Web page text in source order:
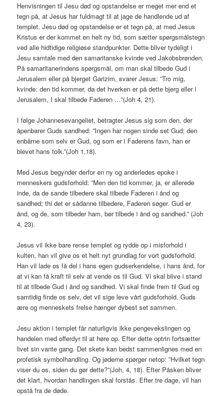
Henvisningen til Jesu død og opstandelse er meget mer end et
tegn på, at Jesus har fuldmagt til at jage de handlende ud af
templet. Jesu død og opstandelse er et tegn på, at med Jesus
Kristus er der kommet en helt ny tid, som sætter spørgsmålstegn
ved alle hidtidige religiøse standpunkter. Dette bliver tydeligt i
Jesu samtale med den samaritanske kvinde ved Jakobsbrønden.
På samaritanerindens spørgsmål, om man skal tilbede Gud i
Jerusalem eller på bjerget Garizim, svarer Jesus: ”Tro mig,
kvinde: den tid kommer, da det hverken er på dette bjerg eller i
Jerusalem, I skal tilbede Faderen …”(Joh 4, 21).
I følge Johannesevangeliet, betragter Jesus sig som den, der
åpenbarer Guds sandhed: ”Ingen har nogen sinde set Gud; den
enbårne som selv er Gud, og som er i Faderens favn, han er
blevet hans tolk.”(Joh 1,18).
Med Jesus begynder derfor en ny og anderledes epoke i
menneskers gudsforhold: ”Men den tid kommer, ja, er allerede
inde, da de sande tilbedere skal tilbede Faderen i ånd og
sandhed; thi det er sådanne tilbedere, Faderen søger. Gud er
ånd, og de, som tilbeder ham, bør tilbede i ånd og sandhed.” (Joh
4, 23).
Jesus vil ikke bare rense templet og rydde op i misforhold i
kulten, han vil give os et helt nyt grundlag for vort gudsforhold.
Han vil lade os få del i hans egen gudserkendelse, i hans ånd, for
at vi kan få kraft til selv at vende os til Gud. Vi skal blive i stand
til at tilbede Gud i ånd og sandhed. Vi skal finde frem til Gud og
samtidig finde os selv, det vil sige leve vårt gudsforhold. Guds
ære og menneskets frelse hænger dybest set sammen.
Jesu aktion i templet får naturligvis ikke pengevekslingen og
handelen med offerdyr til at høre op. Efter dette optrin fortsætter
livet sin vante gang. Det skete kan bedst sammenlignes med en
profetisk symbolhandling. Og jøderne spørger netop: ”Hvilket tegn
viser du os, siden du gør dette?”(Joh, 4, 18). Efter Påsken bliver
det klart, hvordan handlingen skal forstås. Efter tre dage, vil han
opstå fra de døde.